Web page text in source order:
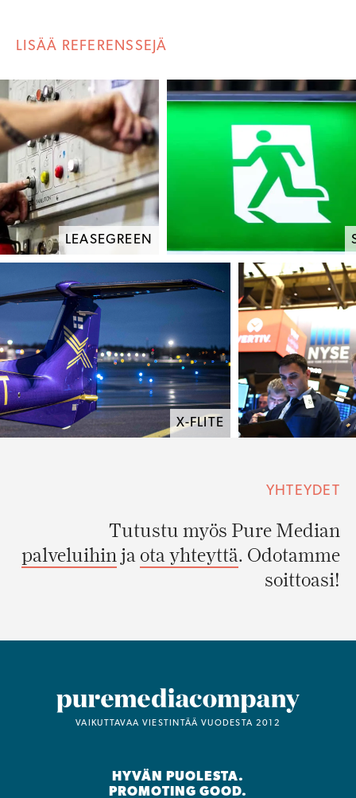
LISÄÄ REFERENSSEJÄ
LEASEGREEN
X-FLITE
YHTEYDET
Tutustu myös Pure Median
palveluihin ja ota yhteyttä. Odotamme
soittoasi!
VAIKUTTAVAA VIESTINTÄÄ VUODESTA 2012
HYVÄN PUOLESTA.
PROMOTING GOOD.